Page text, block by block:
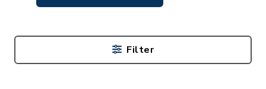
Filter